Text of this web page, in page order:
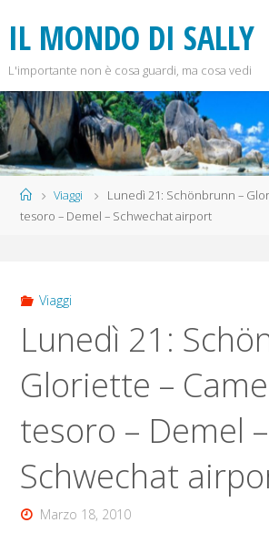
contenuto
IL MONDO DI SALLY
L'importante non è cosa guardi, ma cosa vedi
HomeViaggi
Lunedì 21: Schönbrunn –
tesoro – Demel – Schwechat airport
Viaggi
Lunedì 21:
Gloriette –
tesoro – Demel –
Schwechat
Marzo 18, 2010